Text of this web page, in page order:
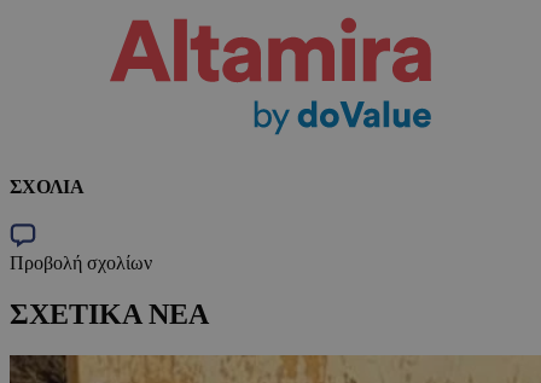
ΣΧΟΛΙΑ
Προβολή σχολίων
ΣΧΕΤΙΚΑ ΝΕΑ